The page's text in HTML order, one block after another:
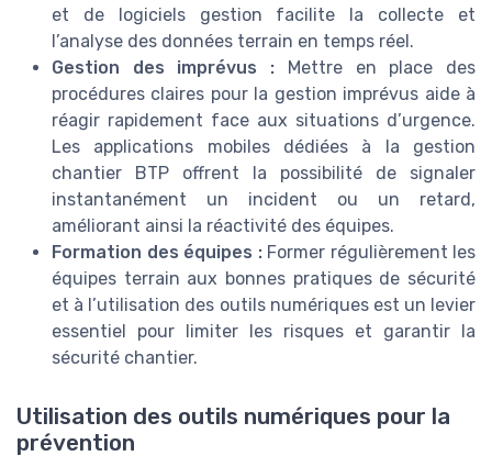
et de logiciels gestion facilite la collecte et
l’analyse des données terrain en temps réel.
Gestion des imprévus : Mettre en place des
procédures claires pour la gestion imprévus aide à
réagir rapidement face aux situations d’urgence.
Les applications mobiles dédiées à la gestion
chantier BTP offrent la possibilité de signaler
instantanément un incident ou un retard,
améliorant ainsi la réactivité des équipes.
Formation des équipes :Former régulièrement les
équipes terrain aux bonnes pratiques de sécurité
et à l’utilisation des outils numériques est un levier
essentiel pour limiter les risques et garantir la
sécurité chantier.
Utilisation des outils numériques pour la
prévention